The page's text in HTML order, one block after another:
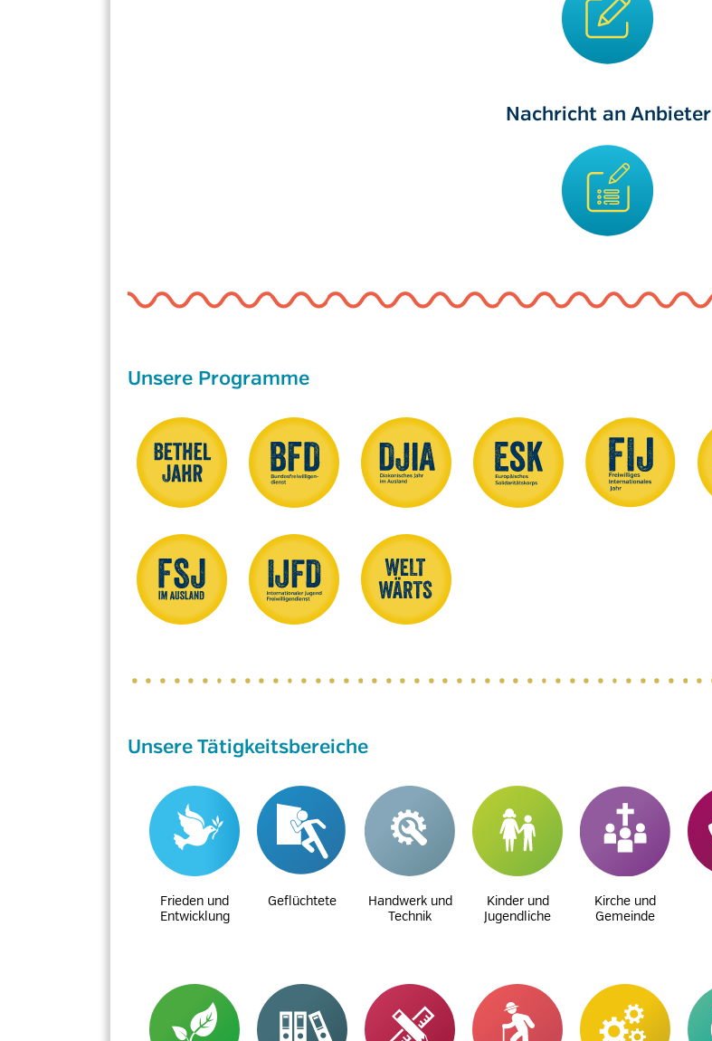
Nachricht an Anbieter
Unsere Programme
Unsere Tätigkeitsbereiche
Frieden und
Entwicklung
Geflüchtete
Handwerk und
Technik
Kinder und
Jugendliche
Kirche und
Gemeinde